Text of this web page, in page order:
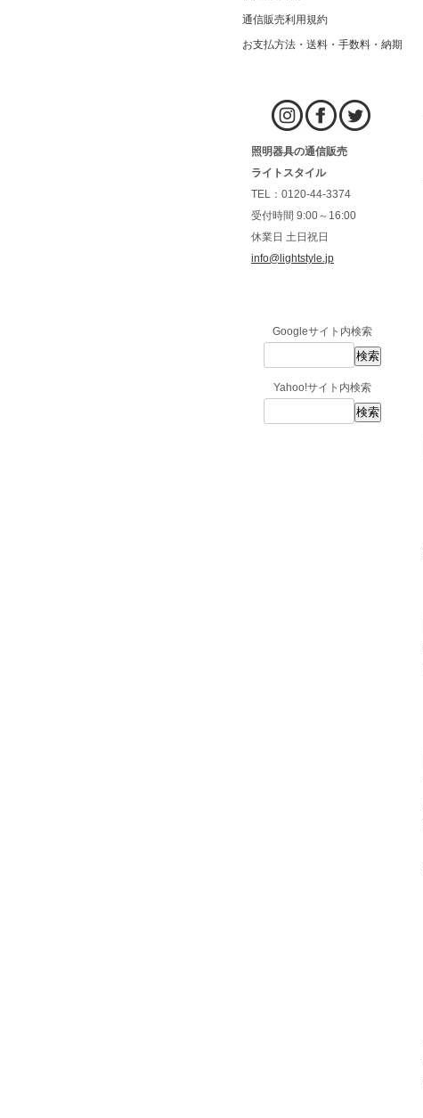
通信販売利用規約
お支払方法・送料・手数料・納期
照明器具の通信販売
ライトスタイル
TEL：0120-44-3374
受付時間 9:00～16:00
休業日 土日祝日
info@lightstyle.jp
Googleサイト内検索
Yahoo!サイト内検索